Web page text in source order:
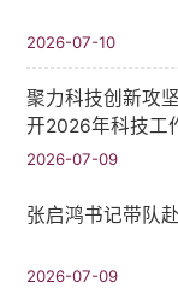
2026-07-10
聚力科技创新攻
开2026年科技工
2026-07-09
张启鸿书记带队
2026-07-09